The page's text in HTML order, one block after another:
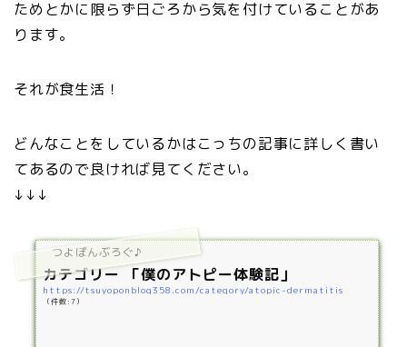
ためとかに限らず日ごろから気を付けていることがあ
ります。
それが食生活！
どんなことをしているかはこっちの記事に詳しく書い
てあるので良ければ見てください。
↓↓↓
つよぽんぶろぐ♪
カテゴリー 「僕のアトピー体験記」
https://tsuyoponblog358.com/category/atopic-dermatitis
（件数:7）